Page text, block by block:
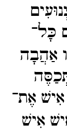
כָּל־​
אַהֲבָה
אֶת־​
אִישׁ